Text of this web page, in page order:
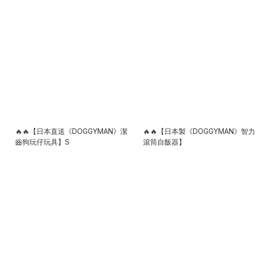
🔥🔥【日本直送《DOGGYMAN》潔
齒狗玩仔玩具】S
🔥🔥【日本製《DOGGYMAN》智力
滾筒自飯器】